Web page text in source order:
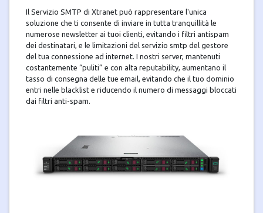
Il Servizio SMTP di Xtranet può rappresentare l'unica
soluzione che ti consente di inviare in tutta tranquillità le
numerose newsletter ai tuoi clienti, evitando i filtri antispam
dei destinatari, e le limitazioni del servizio smtp del gestore
del tua connessione ad internet. I nostri server, mantenuti
costantemente “puliti” e con alta reputability, aumentano il
tasso di consegna delle tue email, evitando che il tuo dominio
entri nelle blacklist e riducendo il numero di messaggi bloccati
dai filtri anti-spam.